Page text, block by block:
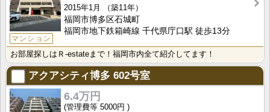
マンション
2015年1月
（築11年）
福岡市博多区石城町
福岡市地下鉄箱崎線 千代県庁口駅 徒歩13分
お部屋探しはＲ-estateまで！福岡市内全て紹介してます！
アクアシティ博多 602号室
6.4万円
5000円